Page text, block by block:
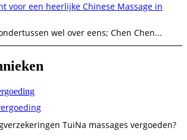
voor een heerlijke Chinese Massage in
wel over eens; Chen Chen...
TuiNa massages vergoeden?